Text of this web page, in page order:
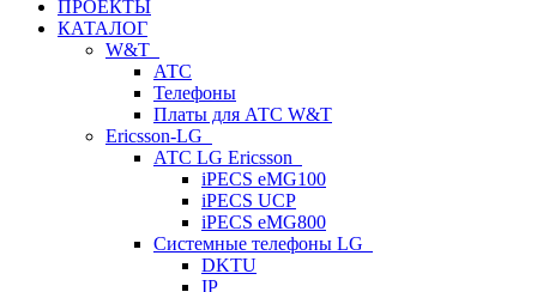
ПРОЕКТЫ
КАТАЛОГ
W&T
АТС
Телефоны
Платы для АТС W&T
Ericsson-LG
АТС LG Ericsson
iPECS eMG100
iPECS UCP
iPECS eMG800
Системные телефоны LG
DKTU
IP